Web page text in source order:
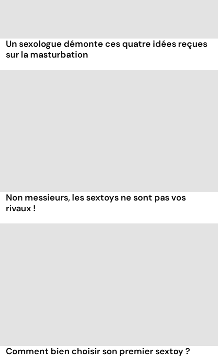
Un sexologue démonte ces quatre idées reçues
sur la masturbation
Non messieurs, les sextoys ne sont pas vos
rivaux !
Comment bien choisir son premier sextoy ?